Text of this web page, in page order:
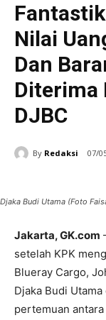
Nilai
Dan
Diterima
DJBC
By Redaksi 07/
Djaka Budi Utama (Foto
Jakarta, GK.com
setelah KPK
Blueray Cargo,
Djaka Budi
pertemuan